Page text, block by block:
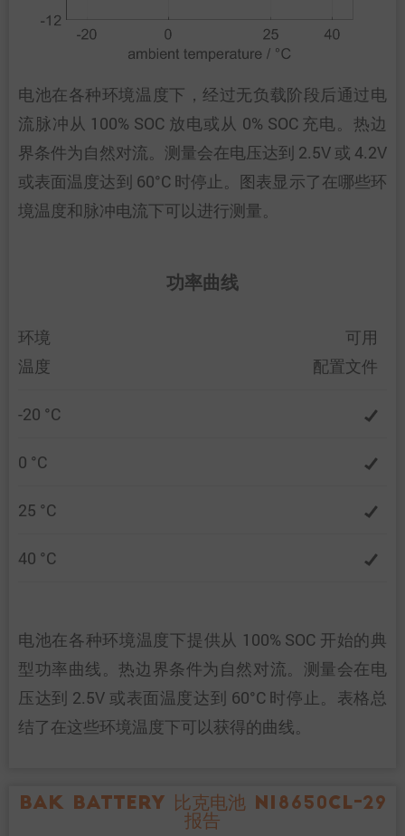
电池在各种环境温度下，经过无负载阶段后通过电
流脉冲从 100% SOC 放电或从 0% SOC 充电。热边
界条件为自然对流。测量会在电压达到 2.5V 或 4.2V
或表面温度达到 60°C 时停止。图表显示了在哪些环
境温度和脉冲电流下可以进行测量。
功率曲线
环境
温度
可用
配置文件
-20 °C
0 °C
25 °C
40 °C
电池在各种环境温度下提供从 100% SOC 开始的典
型功率曲线。热边界条件为自然对流。测量会在电
压达到 2.5V 或表面温度达到 60°C 时停止。表格总
结了在这些环境温度下可以获得的曲线。
BAK Battery 比克电池 N18650CL-29
报告